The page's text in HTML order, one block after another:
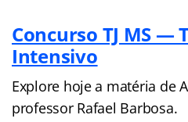
Concurso TJ MS —
Intensivo
Explore hoje a matéria de
professor Rafael Barbosa.